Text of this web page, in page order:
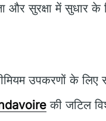
और सुरक्षा में सुधार
उपकरणों के
की जटिल